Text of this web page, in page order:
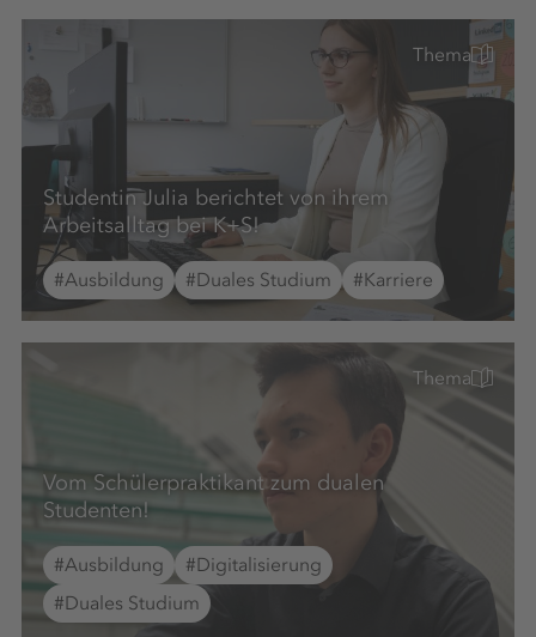
Thema
Studentin Julia berichtet von ihrem
Arbeitsalltag bei K+S!
#Ausbildung #Duales Studium #Karriere
Thema
Vom Schülerpraktikant zum dualen
Studenten!
#Ausbildung
#Digitalisierung
#Duales Studium